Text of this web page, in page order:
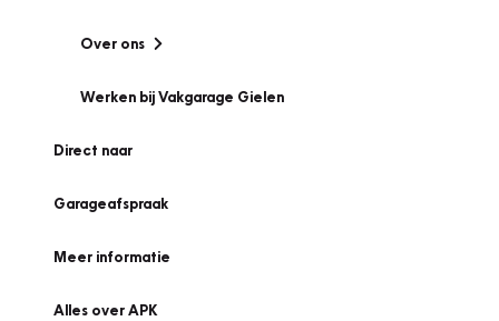
Over ons
Werken bij Vakgarage Gielen
Direct naar
Garageafspraak
Meer informatie
Alles over APK